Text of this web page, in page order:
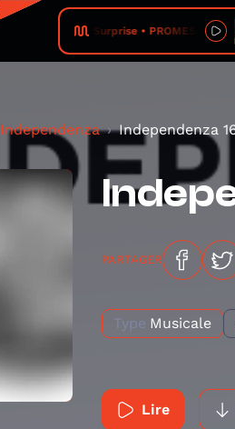
Surprise • PROMESSES
Independenza Independenza
PARTAGER
Type Musicale
Lire